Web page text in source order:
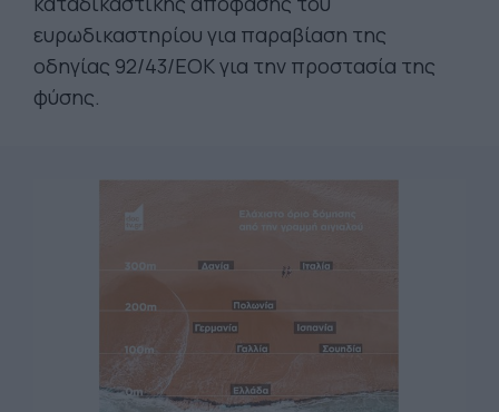
ευρωδικαστηρίου για παραβίαση της
οδηγίας 92/43/ΕΟΚ για την προστασία της
φύσης.